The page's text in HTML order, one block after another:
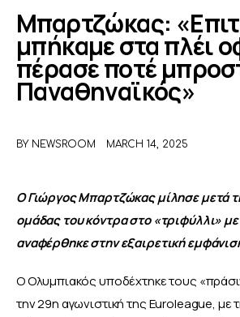
ΑΦΙΕΡΩΜΑΤΑ
MEET THE TEAM
Μπαρτζώκας:
μπήκαμε στα πλέι
πέρασε ποτέ
Παναθηναϊκός»
BY NEWSROOM MARCH 14, 2025
Ο Γιώργος Μπαρτζώκας μίλησε μετά
ομάδας του κόντρα στο «τριφύλλι»
αναφέρθηκε στην εξαιρετική
Ο Ολυμπιακός υποδέχτηκε τους
την 29η αγωνιστική της Euroleague, με